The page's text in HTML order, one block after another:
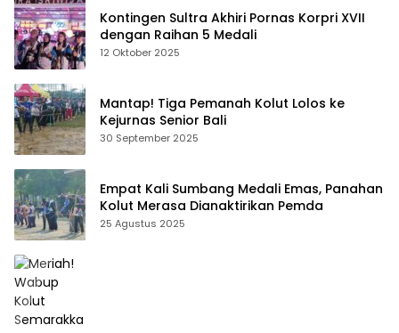
Kontingen Sultra Akhiri Pornas Korpri XVII
dengan Raihan 5 Medali
12 Oktober 2025
Mantap! Tiga Pemanah Kolut Lolos ke
Kejurnas Senior Bali
30 September 2025
Empat Kali Sumbang Medali Emas, Panahan
Kolut Merasa Dianaktirikan Pemda
25 Agustus 2025